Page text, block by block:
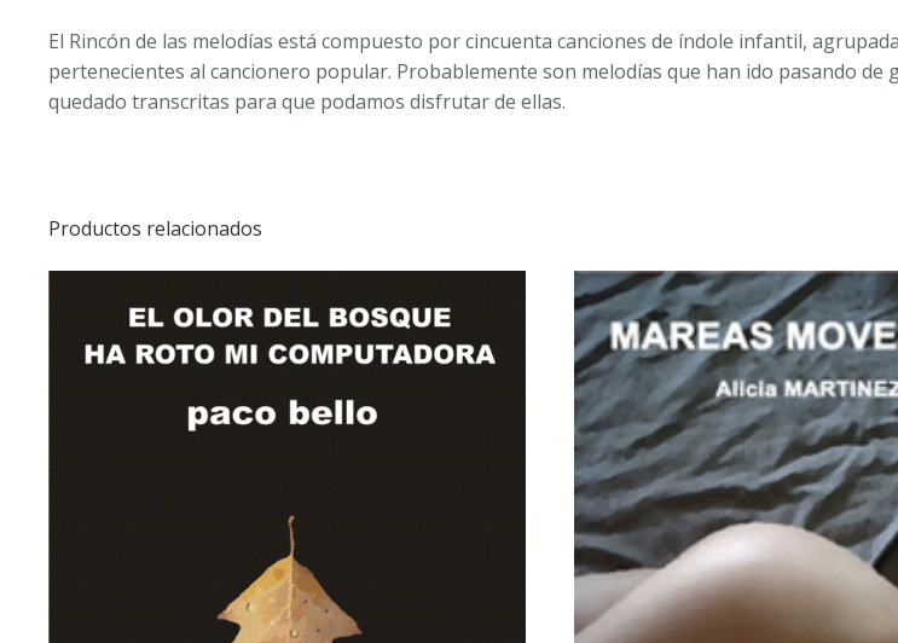
El Rincón de las melodías está compuesto por cincuenta canciones de índole infantil,
pertenecientes al cancionero popular. Probablemente son melodías que han ido pasando
quedado transcritas para que podamos disfrutar de ellas.
Productos relacionados